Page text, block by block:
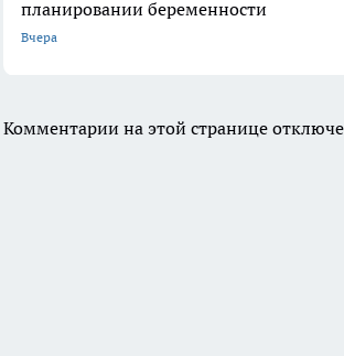
планировании беременности
Вчера
Комментарии на этой странице